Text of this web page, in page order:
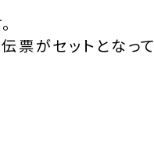
票がセットとなって